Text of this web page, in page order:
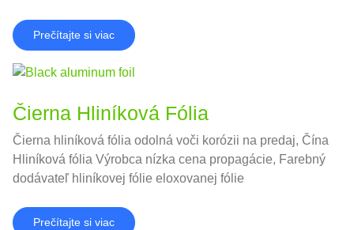
Prečítajte si viac
Čierna Hliníková Fólia
Čierna hliníková fólia odolná voči korózii na predaj, Čína
Hliníková fólia Výrobca nízka cena propagácie, Farebný
dodávateľ hliníkovej fólie eloxovanej fólie
Prečítajte si viac